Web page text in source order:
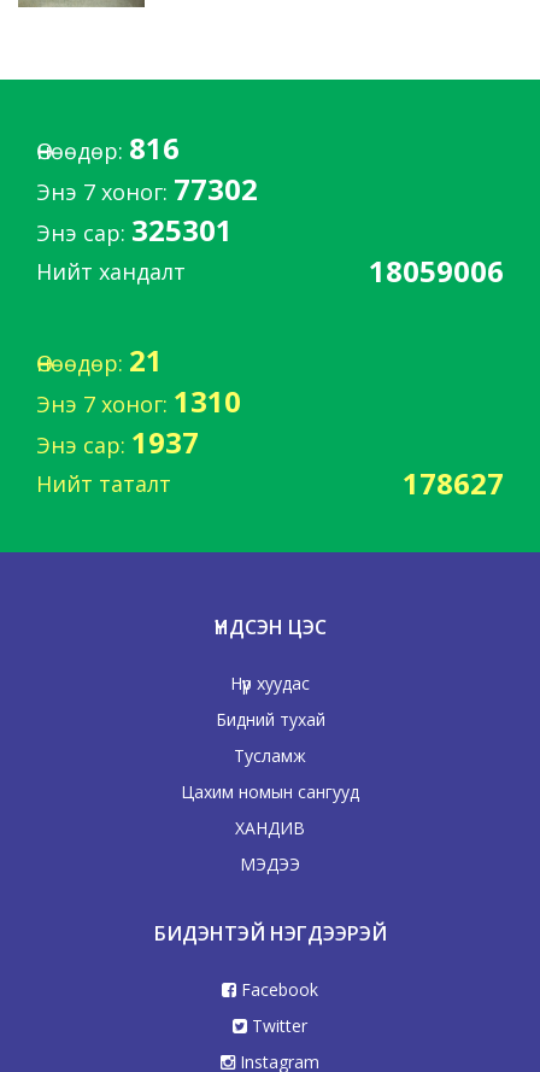
Өнөөдөр: 816
Энэ 7 хоног: 77302
Энэ сар: 325301
Нийт хандалт 18059006
Өнөөдөр: 21
Энэ 7 хоног: 1310
Энэ сар: 1937
Нийт таталт 178627
ҮНДСЭН ЦЭС
Нүүр хуудас
Бидний тухай
Тусламж
Цахим номын сангууд
ХАНДИВ
МЭДЭЭ
БИДЭНТЭЙ НЭГДЭЭРЭЙ
Facebook
Twitter
Instagram